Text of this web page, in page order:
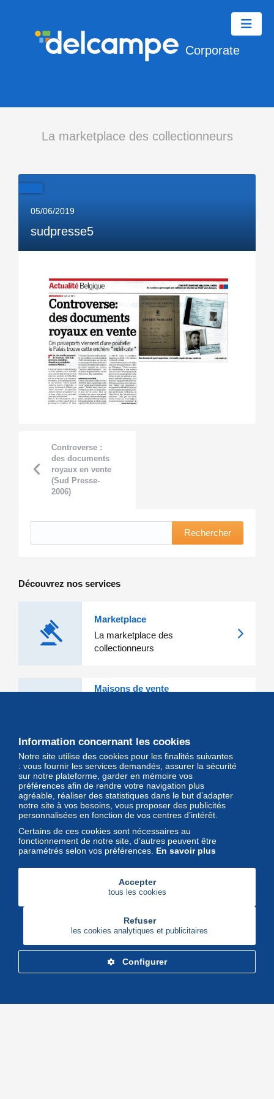
Corporate
La marketplace des collectionneurs
05/06/2019
sudpresse5
Controverse :
des documents
royaux en vente
(Sud Presse-
2006)
Rechercher
Découvrez nos services
Marketplace
La marketplace des
collectionneurs
Maisons de vente
Magazine
Un regard unique et décalé sur
l'univers des timbres et leurs
collectionneurs
Delcampe Corporate
Information concernant les cookies
Notre site utilise des cookies pour les finalités suivantes
: vous fournir les services demandés, assurer la sécurité
sur notre plateforme, garder en mémoire vos
préférences afin de rendre votre navigation plus
agréable, réaliser des statistiques dans le but d’adapter
notre site à vos besoins, vous proposer des publicités
personnalisées en fonction de vos centres d’intérêt.
Certains de ces cookies sont nécessaires au
fonctionnement de notre site, d’autres peuvent être
paramétrés selon vos préférences. En savoir plus
Accepter
tous les cookies
Refuser
les cookies analytiques et publicitaires
Configurer